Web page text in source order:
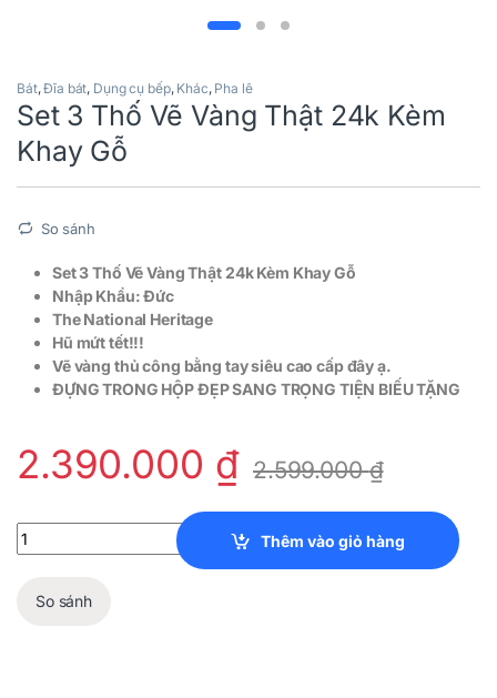
Bát,Đĩa bát, Dụng cụ bếp, Khác, Pha lê
Set 3 Thố Vẽ Vàng Thật 24k Kèm
Khay Gỗ
So sánh
Set 3 Thố Vẽ Vàng Thật 24k Kèm Khay Gỗ
Nhập Khẩu: Đức
The National Heritage
Hũ mứt tết!!!
Vẽ vàng thủ công bằng tay siêu cao cấp đây ạ.
ĐỰNG TRONG HỘP ĐẸP SANG TRỌNG TIỆN BIẾU TẶNG
2.390.000 ₫ 2.599.000₫
Set 3 Thố Vẽ Vàng Thật 24k Kèm Khay Gỗ quantity
Thêm vào giỏ hàng
So sánh